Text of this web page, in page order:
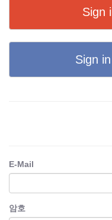
Sign
Sign
E-Mail
암호